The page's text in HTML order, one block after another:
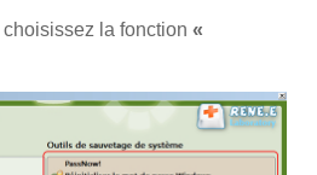
la fonction «